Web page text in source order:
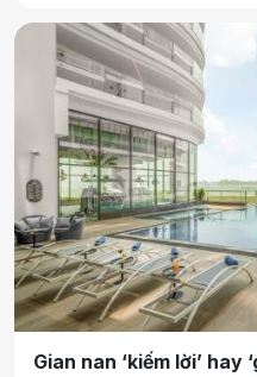
Gian nan ‘kiếm lời’ hay